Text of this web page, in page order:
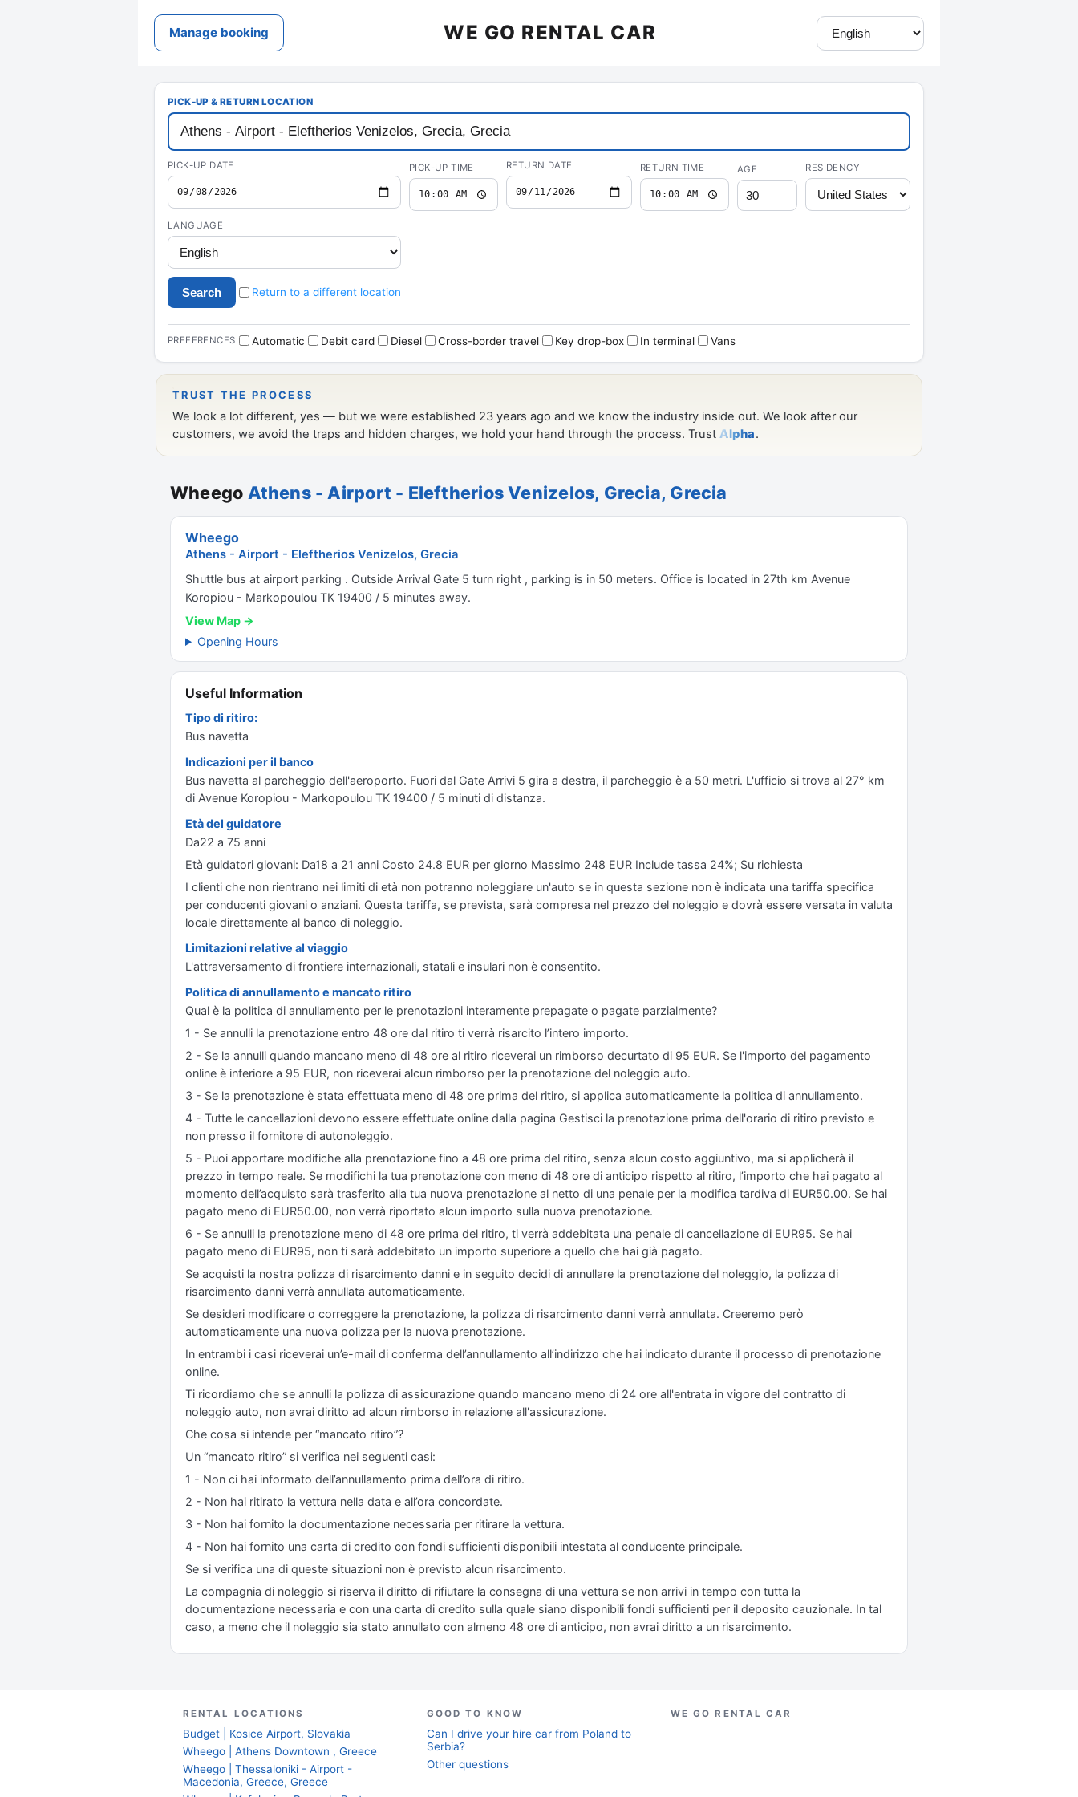
Wheego Athens - Airport - Eleftherios Venizelos, Grecia, Grecia
Wheego
Athens - Airport - Eleftherios Venizelos, Grecia
Shuttle bus at airport parking . Outside Arrival Gate 5 turn right , parking is in 50 meters. Office is located in 27th km Avenue
Koropiou - Markopoulou TK 19400 / 5 minutes away.
View Map →
Opening Hours
Useful Information
Tipo di ritiro:
Bus navetta
Indicazioni per il banco
Bus navetta al parcheggio dell'aeroporto. Fuori dal Gate Arrivi 5 gira a destra, il parcheggio è a 50 metri. L'ufficio si trova al 27° km
di Avenue Koropiou - Markopoulou TK 19400 / 5 minuti di distanza.
Età del guidatore
Da22 a 75 anni
Età guidatori giovani: Da18 a 21 anni Costo 24.8 EUR per giorno Massimo 248 EUR Include tassa 24%; Su richiesta
I clienti che non rientrano nei limiti di età non potranno noleggiare un'auto se in questa sezione non è indicata una tariffa specifica
per conducenti giovani o anziani. Questa tariffa, se prevista, sarà compresa nel prezzo del noleggio e dovrà essere versata in valuta
locale direttamente al banco di noleggio.
Limitazioni relative al viaggio
L'attraversamento di frontiere internazionali, statali e insulari non è consentito.
Politica di annullamento e mancato ritiro
Qual è la politica di annullamento per le prenotazioni interamente prepagate o pagate parzialmente?
1 - Se annulli la prenotazione entro 48 ore dal ritiro ti verrà risarcito l’intero importo.
2 - Se la annulli quando mancano meno di 48 ore al ritiro riceverai un rimborso decurtato di 95 EUR. Se l'importo del pagamento
online è inferiore a 95 EUR, non riceverai alcun rimborso per la prenotazione del noleggio auto.
3 - Se la prenotazione è stata effettuata meno di 48 ore prima del ritiro, si applica automaticamente la politica di annullamento.
4 - Tutte le cancellazioni devono essere effettuate online dalla pagina Gestisci la prenotazione prima dell'orario di ritiro previsto e
non presso il fornitore di autonoleggio.
5 - Puoi apportare modifiche alla prenotazione fino a 48 ore prima del ritiro, senza alcun costo aggiuntivo, ma si applicherà il
prezzo in tempo reale. Se modifichi la tua prenotazione con meno di 48 ore di anticipo rispetto al ritiro, l’importo che hai pagato al
momento dell’acquisto sarà trasferito alla tua nuova prenotazione al netto di una penale per la modifica tardiva di EUR50.00. Se hai
pagato meno di EUR50.00, non verrà riportato alcun importo sulla nuova prenotazione.
6 - Se annulli la prenotazione meno di 48 ore prima del ritiro, ti verrà addebitata una penale di cancellazione di EUR95. Se hai
pagato meno di EUR95, non ti sarà addebitato un importo superiore a quello che hai già pagato.
Se acquisti la nostra polizza di risarcimento danni e in seguito decidi di annullare la prenotazione del noleggio, la polizza di
risarcimento danni verrà annullata automaticamente.
Se desideri modificare o correggere la prenotazione, la polizza di risarcimento danni verrà annullata. Creeremo però
automaticamente una nuova polizza per la nuova prenotazione.
In entrambi i casi riceverai un’e-mail di conferma dell’annullamento all’indirizzo che hai indicato durante il processo di prenotazione
online.
Ti ricordiamo che se annulli la polizza di assicurazione quando mancano meno di 24 ore all'entrata in vigore del contratto di
noleggio auto, non avrai diritto ad alcun rimborso in relazione all'assicurazione.
Che cosa si intende per “mancato ritiro”?
Un “mancato ritiro” si verifica nei seguenti casi:
1 - Non ci hai informato dell’annullamento prima dell’ora di ritiro.
2 - Non hai ritirato la vettura nella data e all’ora concordate.
3 - Non hai fornito la documentazione necessaria per ritirare la vettura.
4 - Non hai fornito una carta di credito con fondi sufficienti disponibili intestata al conducente principale.
Se si verifica una di queste situazioni non è previsto alcun risarcimento.
La compagnia di noleggio si riserva il diritto di rifiutare la consegna di una vettura se non arrivi in tempo con tutta la
documentazione necessaria e con una carta di credito sulla quale siano disponibili fondi sufficienti per il deposito cauzionale. In tal
caso, a meno che il noleggio sia stato annullato con almeno 48 ore di anticipo, non avrai diritto a un risarcimento.
RENTAL LOCATIONS
Budget | Kosice Airport, Slovakia
Wheego | Athens Downtown , Greece
Wheego | Thessaloniki - Airport -
Macedonia, Greece, Greece
GOOD TO KNOW
Can I drive your hire car from Poland to
Serbia?
Other questions
WE GO RENTAL CAR